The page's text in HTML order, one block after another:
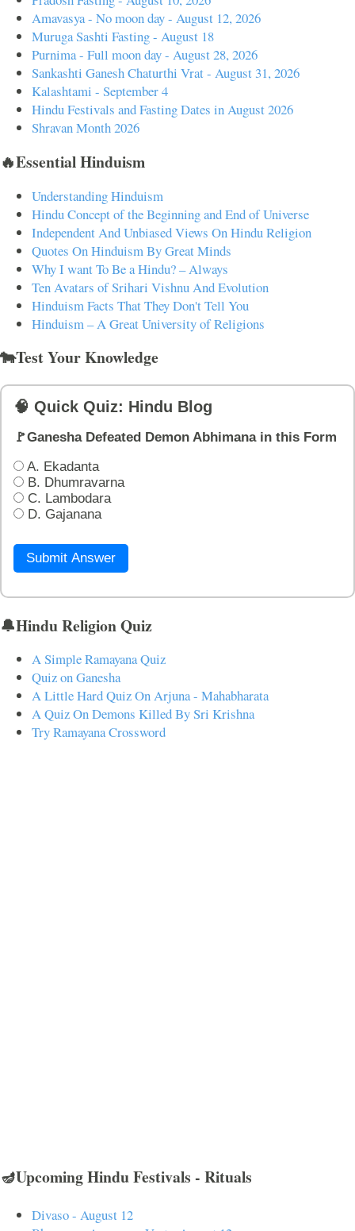
Amavasya - No moon day - August 12, 2026
Muruga Sashti Fasting - August 18
Purnima - Full moon day - August 28, 2026
Sankashti Ganesh Chaturthi Vrat - August 31, 2026
Kalashtami - September 4
Hindu Festivals and Fasting Dates in August 2026
Shravan Month 2026
🔥Essential Hinduism
Understanding Hinduism
Hindu Concept of the Beginning and End of Universe
Independent And Unbiased Views On Hindu Religion
Quotes On Hinduism By Great Minds
Why I want To Be a Hindu? – Always
Ten Avatars of Srihari Vishnu And Evolution
Hinduism Facts That They Don't Tell You
Hinduism – A Great University of Religions
🐄Test Your Knowledge
🧠 Quick Quiz: Hindu Blog
🚩Ganesha Defeated Demon Abhimana in this Form
A. Ekadanta
B. Dhumravarna
C. Lambodara
D. Gajanana
Submit Answer
🔔Hindu Religion Quiz
A Simple Ramayana Quiz
Quiz on Ganesha
A Little Hard Quiz On Arjuna - Mahabharata
A Quiz On Demons Killed By Sri Krishna
Try Ramayana Crossword
🪔Upcoming Hindu Festivals - Rituals
Divaso - August 12